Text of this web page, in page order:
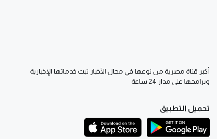
أكبر قناة مصرية من نوعها في مجال الأخبار تبث خدماتها الإخبارية
وبرامجها على مدار 24 ساعة
تحميل التطبيق